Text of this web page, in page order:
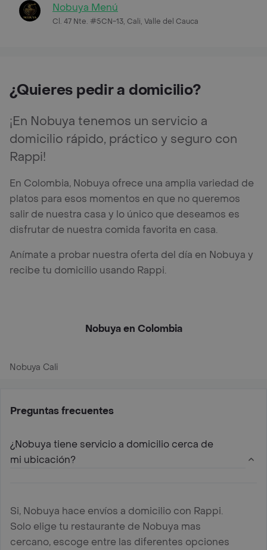
Nobuya Menú
Cl. 47 Nte. #5CN-13, Cali, Valle del Cauca
¿Quieres pedir a domicilio?
¡En Nobuya tenemos un servicio a
domicilio rápido, práctico y seguro con
Rappi!
En Colombia, Nobuya ofrece una amplia variedad de
platos para esos momentos en que no queremos
salir de nuestra casa y lo único que deseamos es
disfrutar de nuestra comida favorita en casa.
Anímate a probar nuestra oferta del día en Nobuya y
recibe tu domicilio usando Rappi.
Nobuya en Colombia
Nobuya Cali
Preguntas frecuentes
¿Nobuya tiene servicio a domicilio cerca de
mi ubicación?
Si, Nobuya hace envíos a domicilio con Rappi.
Solo elige tu restaurante de Nobuya mas
cercano, escoge entre las diferentes opciones